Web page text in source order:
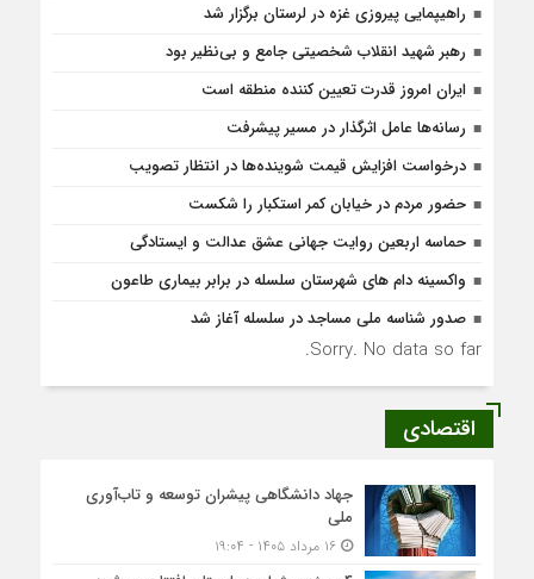
راهیپمایی پیروزی غزه در لرستان برگزار شد
رهبر شهید انقلاب شخصیتی جامع و بی‌نظیر بود
ایران امروز قدرت تعیین کننده منطقه است
رسانه‌ها عامل اثرگذار در مسیر پیشرفت
درخواست افزایش قیمت شوینده‌ها در انتظار تصویب
حضور مردم در خیابان کمر استکبار را شکست
حماسه اربعین روایت جهانی عشق عدالت و ایستادگی
واکسینه دام های شهرستان سلسله در برابر بیماری طاعون
صدور شناسه ملی مساجد در سلسله آغاز شد
Sorry. No data so far.
اقتصادی
جهاد دانشگاهی پیشران توسعه و تاب‌آوری
ملی
۱۶ مرداد ۱۴۰۵ - ۱۹:۰۴